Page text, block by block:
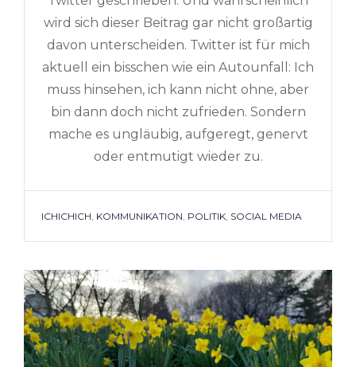
wird sich dieser Beitrag gar nicht großartig
davon unterscheiden. Twitter ist für mich
aktuell ein bisschen wie ein Autounfall: Ich
muss hinsehen, ich kann nicht ohne, aber
bin dann doch nicht zufrieden. Sondern
mache es ungläubig, aufgeregt, genervt
oder entmutigt wieder zu.
TAGS
ICHICHICH, KOMMUNIKATION, POLITIK, SOCIAL MEDIA